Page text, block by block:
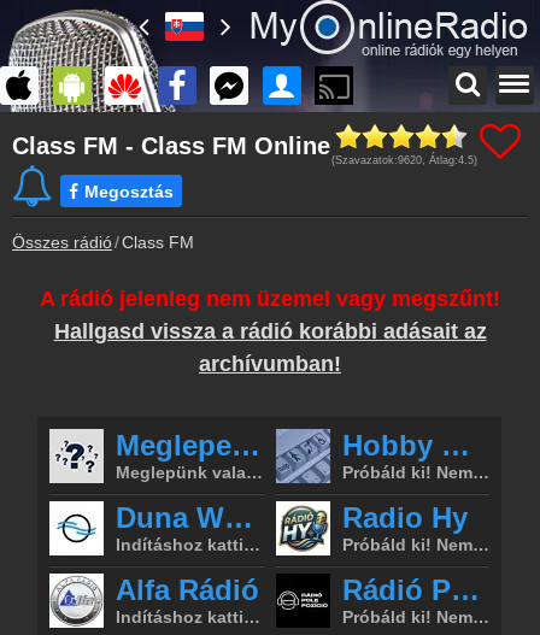
myonlineradio.hu
Bejelentkezés
Hozz létre saját fiókot!
Kapcsolat
Class FM korábbi adásai
Műsorújság
Class FM műsorai
Hírek
Class FM kapcsolatos hírek
Partnerek
Rádiós partnerek
Rádió beágyazás
Class FM - Class FM Online
(Szavazatok:9620, Átlag:4.5)
Megosztás
Összes rádió Class FM
A rádió jelenleg nem üzemel vagy megszűnt!
Hallgasd vissza a rádió korábbi adásait az
archívumban!